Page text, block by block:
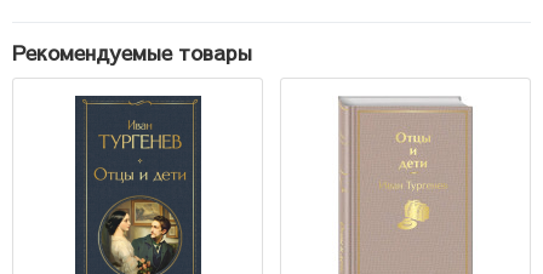
Рекомендуемые товары